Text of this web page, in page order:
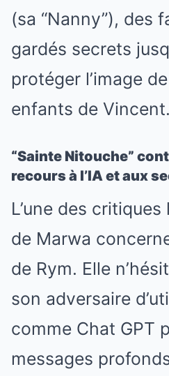
(sa “Nanny”), des
gardés secrets
protéger l’image
enfants de Vincent.
“Sainte Nitouche”
recours à l’IA et aux
L’une des
de Marwa
de Rym. Elle
son adversaire
comme Chat GPT
messages